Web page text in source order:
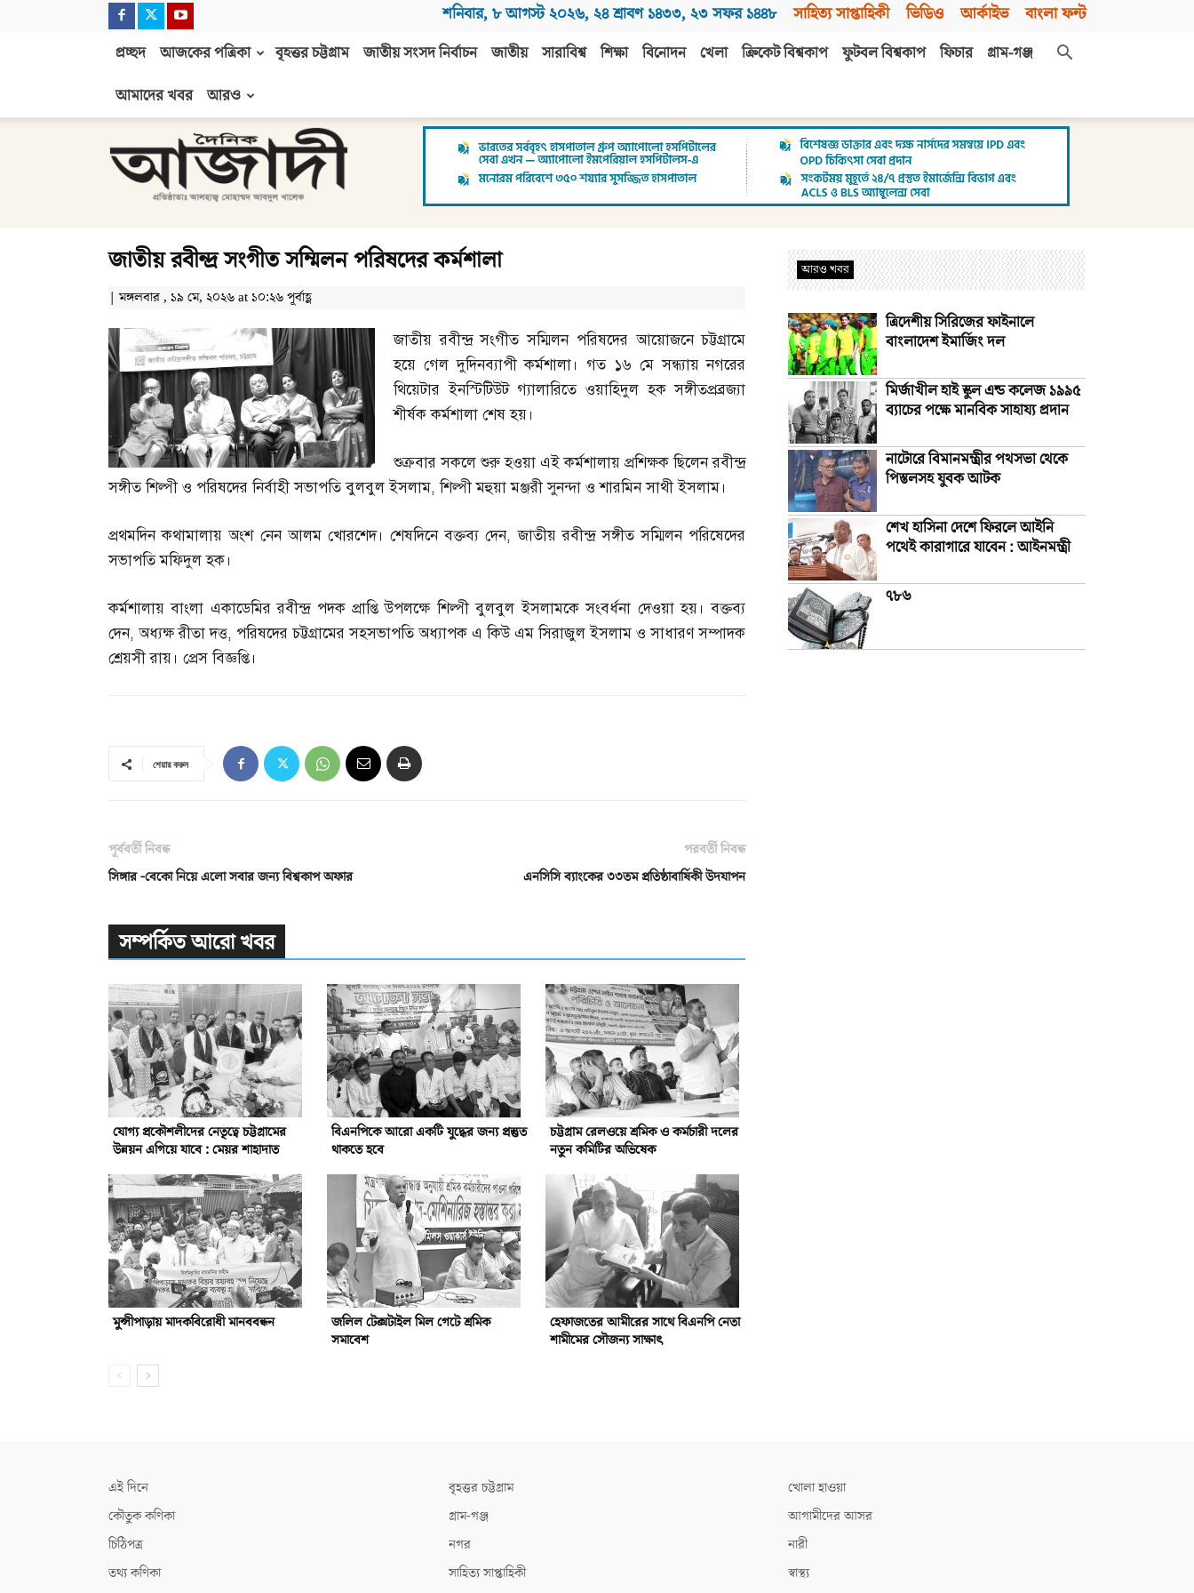
শনিবার, ৮ আগস্ট ২০২৬, ২৪ শ্রাবণ ১৪৩৩, ২৩ সফর ১৪৪৮ সাহিত্য সাপ্তাহিকী ভিডিও আর্কাইভ বাংলা ফন্ট
প্রচ্ছদ আজকের পত্রিকা বৃহত্তর চট্টগ্রাম জাতীয় সংসদ নির্বাচন জাতীয় সারাবিশ্ব শিক্ষা বিনোদন খেলা ক্রিকেট বিশ্বকাপ ফুটবল বিশ্বকাপ ফিচার
গ্রাম-গঞ্জ
আমাদের খবর
আরও
আজাদী
জাতীয় রবীন্দ্র সংগীত সম্মিলন পরিষদের কর্মশালা
| মঙ্গলবার , ১৯ মে, ২০২৬ at ১০:২৬ পূর্বাহ্ণ
জাতীয় রবীন্দ্র সংগীত সম্মিলন পরিষদের আয়োজনে চট্টগ্রামে
হয়ে গেল দুদিনব্যাপী কর্মশালা। গত ১৬ মে সন্ধ্যায় নগরের
থিয়েটার ইনস্টিটিউট গ্যালারিতে ওয়াহিদুল হক সঙ্গীতপ্রব্রজ্যা
শীর্ষক কর্মশালা শেষ হয়।
শুক্রবার সকলে শুরু হওয়া এই কর্মশালায় প্রশিক্ষক ছিলেন রবীন্দ্র
সঙ্গীত শিল্পী ও পরিষদের নির্বাহী সভাপতি বুলবুল ইসলাম,শিল্পী মহুয়া মঞ্জরী সুনন্দা ও শারমিন সাথী ইসলাম।
প্রথমদিন কথামালায় অংশ নেন আলম খোরশেদ। শেষদিনে বক্তব্য দেন,জাতীয় রবীন্দ্র সঙ্গীত সম্মিলন পরিষেদের
সভাপতি মফিদুল হক।
কর্মশালায় বাংলা একাডেমির রবীন্দ্র পদক প্রাপ্তি উপলক্ষে শিল্পী বুলবুল ইসলামকে সংবর্ধনা দেওয়া হয়। বক্তব্য
দেন,অধ্যক্ষ রীতা দত্ত, পরিষদের চট্টগ্রামের সহসভাপতি অধ্যাপক এ কিউ এম সিরাজুল ইসলাম ও সাধারণ সম্পাদক
শ্রেয়সী রায়। প্রেস বিজ্ঞপ্তি।
শেয়ার করুন
পূর্ববর্তী নিবন্ধ
সিঙ্গার -বেকো নিয়ে এলো সবার জন্য বিশ্বকাপ অফার
পরবর্তী নিবন্ধ
এনসিসি ব্যাংকের ৩৩তম প্রতিষ্ঠাবার্ষিকী উদযাপন
সম্পর্কিত আরো খবর
যোগ্য প্রকৌশলীদের নেতৃত্বে চট্টগ্রামের
উন্নয়ন এগিয়ে যাবে : মেয়র শাহাদাত
বিএনপিকে আরো একটি যুদ্ধের জন্য প্রস্তুত
থাকতে হবে
চট্টগ্রাম রেলওয়ে শ্রমিক ও কর্মচারী দলের
নতুন কমিটির অভিষেক
মুন্সীপাড়ায় মাদকবিরোধী মানববন্ধন
জলিল টেক্সটাইল মিল গেটে শ্রমিক
সমাবেশ
হেফাজতের আমীরের সাথে বিএনপি নেতা
শামীমের সৌজন্য সাক্ষাৎ
আরও খবর
ত্রিদেশীয় সিরিজের ফাইনালে
বাংলাদেশ ইমার্জিং দল
মির্জাখীল হাই স্কুল এন্ড কলেজ ১৯৯৫
ব্যাচের পক্ষে মানবিক সাহায্য প্রদান
নাটোরে বিমানমন্ত্রীর পথসভা থেকে
পিস্তলসহ যুবক আটক
শেখ হাসিনা দেশে ফিরলে আইনি
পথেই কারাগারে যাবেন : আইনমন্ত্রী
৭৮৬
এই দিনে
কৌতুক কণিকা
চিঠিপত্র
তথ্য কণিকা
বৃহত্তর চট্টগ্রাম
গ্রাম-গঞ্জ
নগর
সাহিত্য সাপ্তাহিকী
খোলা হাওয়া
আগামীদের আসর
নারী
স্বাস্থ্য